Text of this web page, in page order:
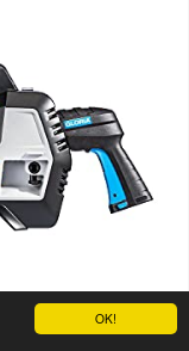
OK!